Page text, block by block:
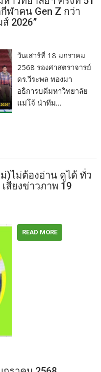
าคน Gen Z กว่า
2026”
วันเสาร์ที่ 18 มกราคม
2568 รองศาสตราจารย์
ดร.วีระพล ทองมา
อธิการบดีมหาวิทยาลัย
แม่โจ้ นำทีม…
)ไม่ต้องอ่าน ดูได้ ทั่ว
สียงข่าวภาพ 19
READ MORE